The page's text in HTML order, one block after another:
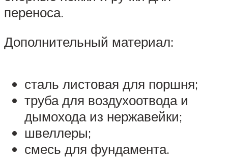
переноса.
Дополнительный материал:
сталь листовая для поршня;
труба для воздухоотвода и
дымохода из нержавейки;
швеллеры;
смесь для фундамента.